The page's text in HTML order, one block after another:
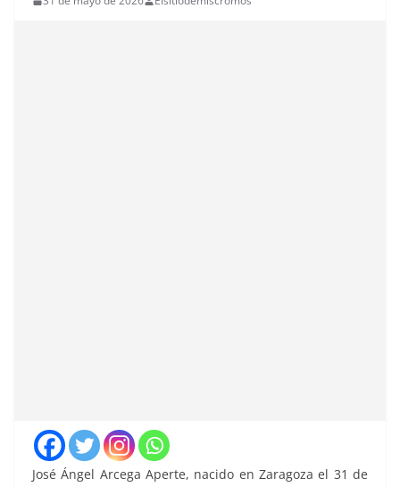
José Ángel Arcega Aperte, nacido en Zaragoza el 31 de